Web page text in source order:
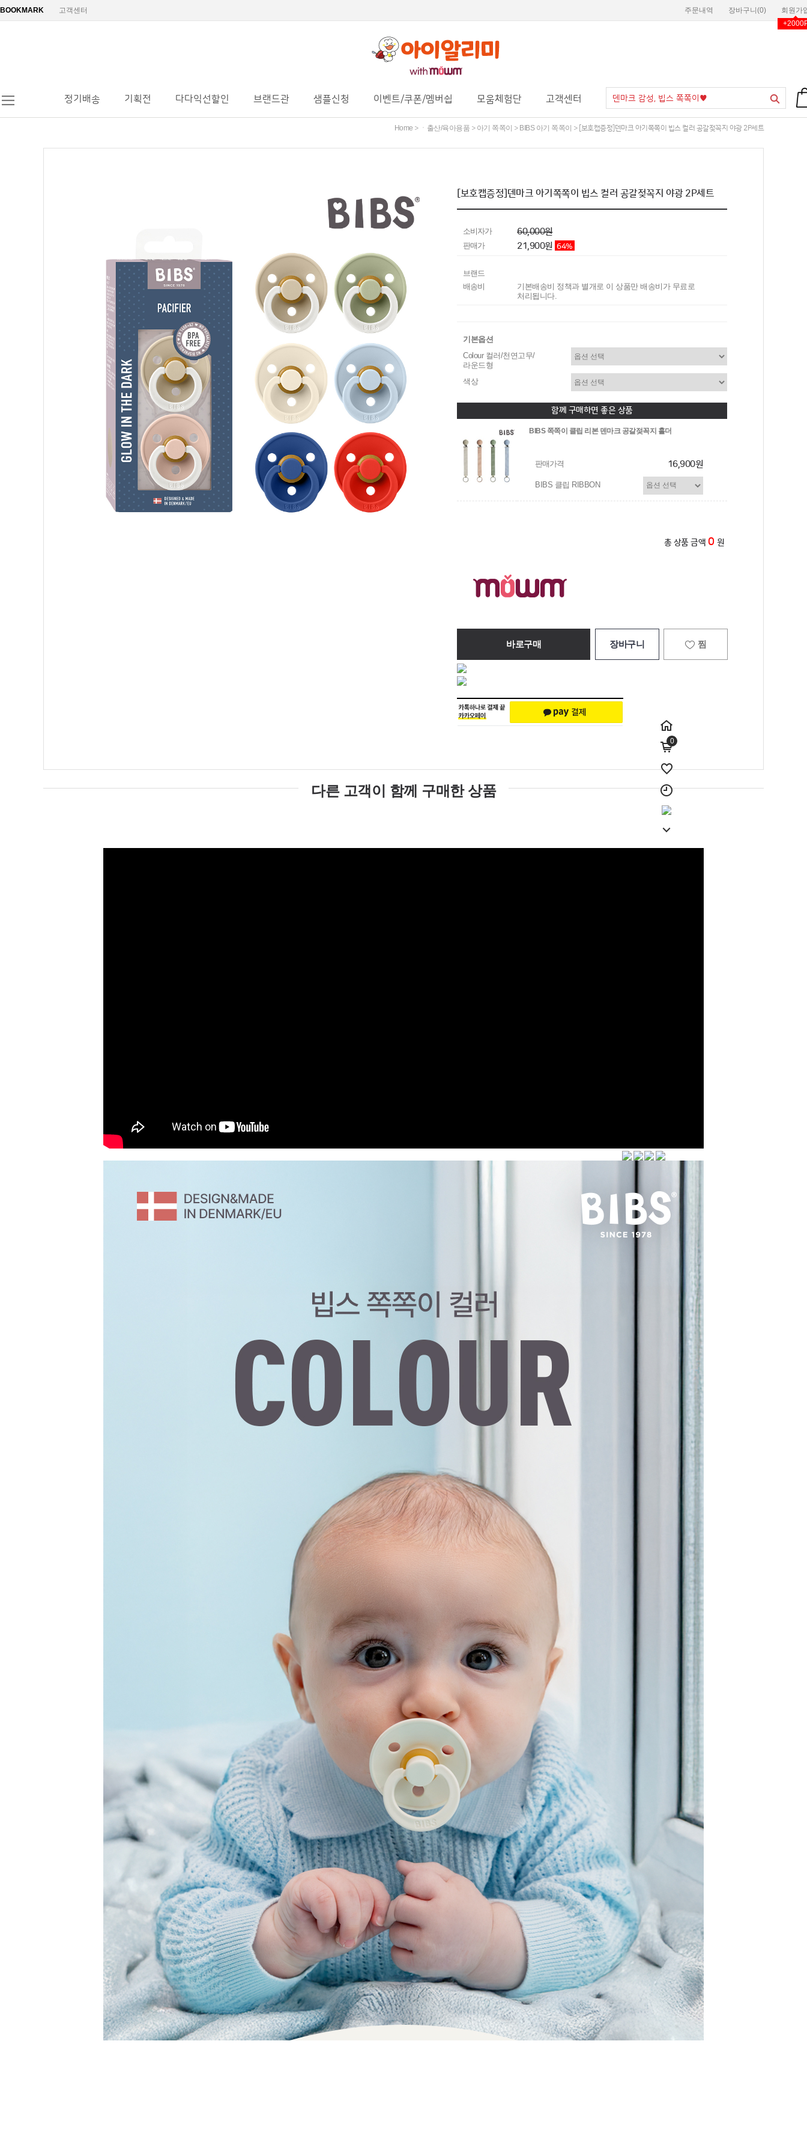
0
BOOKMARK 고객센터
회원가
장바구니(0)
주문내역
정기배송 기획전 다다익선할인 브랜드관 샘플신청 이벤트/쿠폰/멤버쉽 모움체험단 고객센터
Home > ㆍ출산/육아용품 > 아기 쪽쪽이 > BIBS 아기 쪽쪽이 > [보호캡증정]덴마크 아기쪽쪽이 빕스 컬러 공갈젖꼭지 야광 2P세트
[보호캡증정]덴마크 아기쪽쪽이 빕스 컬러 공갈젖꼭지 야광 2P세트
소비자가 60,000원
판매가 21,900원 64%
브랜드
배송비
기본배송비 정책과 별개로 이 상품만 배송비가 무료로
처리됩니다.
기본옵션
Colour 컬러/천연고무/
라운드형
색상
함께 구매하면 좋은 상품
BIBS 쪽쪽이 클립 리본 덴마크 공갈젖꼭지 홀더
판매가격 16,900원
BIBS 클립 RIBBON
총 상품 금액 0 원
바로구매 장바구니 찜
다른 고객이 함께 구매한 상품